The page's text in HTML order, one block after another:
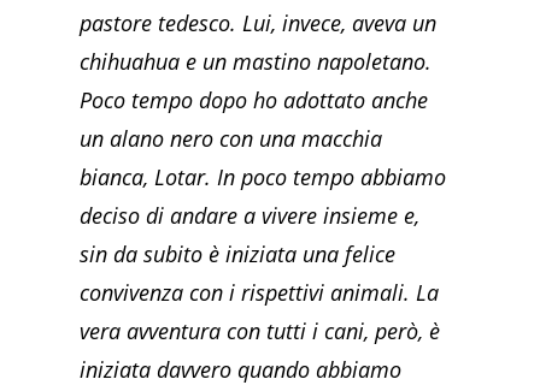
pastore tedesco. Lui, invece, aveva un
chihuahua e un mastino napoletano.
Poco tempo dopo ho adottato anche
un alano nero con una macchia
bianca, Lotar. In poco tempo abbiamo
deciso di andare a vivere insieme e,
sin da subito è iniziata una felice
convivenza con i rispettivi animali. La
vera avventura con tutti i cani, però, è
iniziata davvero quando abbiamo